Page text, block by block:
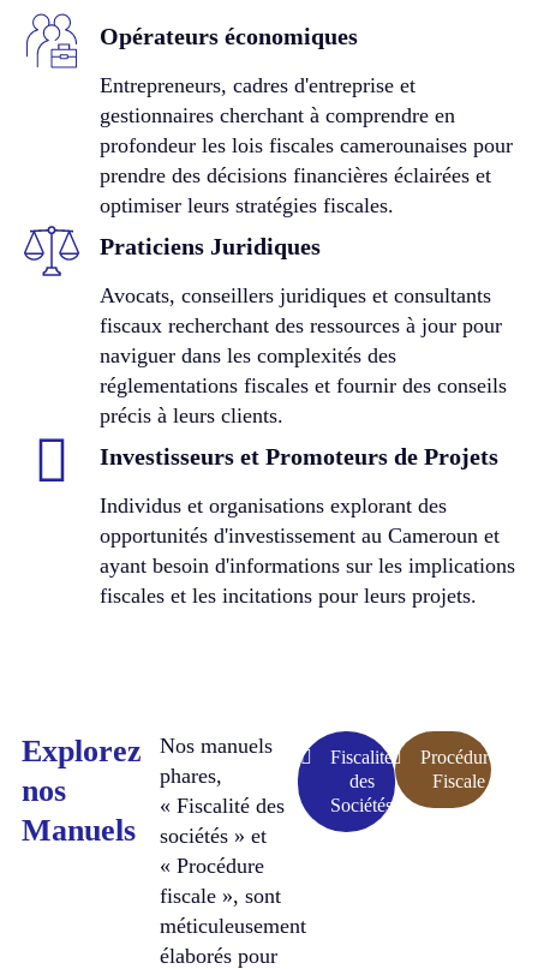
Opérateurs économiques
Entrepreneurs, cadres d'entreprise et
gestionnaires cherchant à comprendre en
profondeur les lois fiscales camerounaises pour
prendre des décisions financières éclairées et
optimiser leurs stratégies fiscales.
Praticiens Juridiques
Avocats, conseillers juridiques et consultants
fiscaux recherchant des ressources à jour pour
naviguer dans les complexités des
réglementations fiscales et fournir des conseils
précis à leurs clients.
Investisseurs et Promoteurs de Projets
Individus et organisations explorant des
opportunités d'investissement au Cameroun et
ayant besoin d'informations sur les implications
fiscales et les incitations pour leurs projets.
Explorez
nos
Manuels
Nos manuels
phares,
« Fiscalité des
sociétés » et
« Procédure
fiscale », sont
méticuleusement
élaborés pour
Fiscalité
des
Sociétés
Procédure
Fiscale